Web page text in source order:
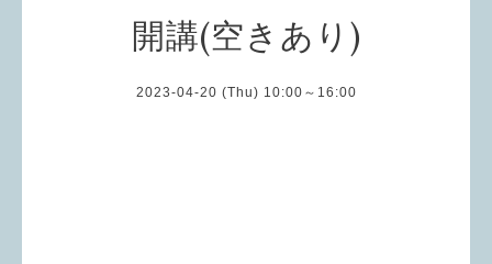
開講(空きあり)
2023-04-20 (Thu) 10:00～16:00